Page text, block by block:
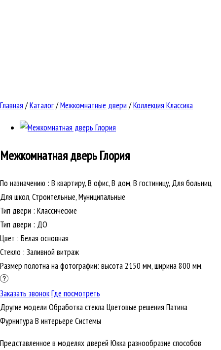
Главная /Каталог/Межкомнатные двери /Коллекция Классика
Межкомнатная дверь Глория
По назначению : В квартиру, В офис, В дом, В гостиницу, Для больниц,
Для школ, Строительные, Муниципальные
Тип двери : Классические
Тип двери : ДО
Цвет : Белая основная
Стекло : Заливной витраж
Размер полотна на фотографии: высота 2150 мм, ширина 800 мм.
Заказать звонокГде посмотреть
Другие модели Обработка стеклаЦветовые решения Патина
ФурнитураВ интерьере Cистемы
Представленное в моделях дверей Юкка разнообразие способов